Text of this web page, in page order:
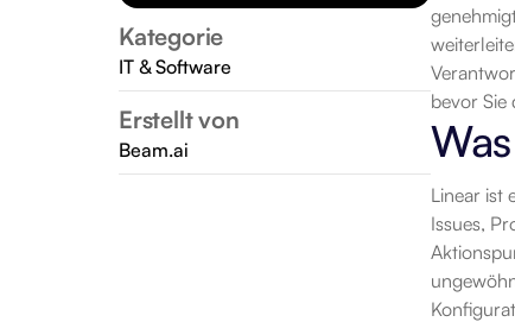
Kategorie
IT & Software
Erstellt von
Beam.ai
bevor Sie
Linear ist
Issues,